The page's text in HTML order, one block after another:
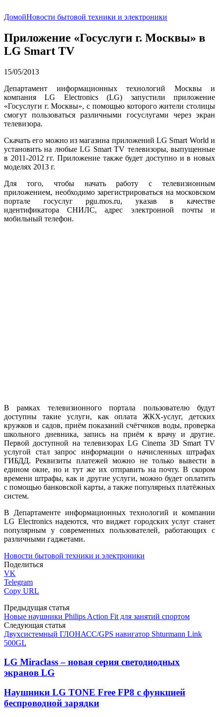
ДомойНовости бытовой техники и электроники
Приложение «Госуслуги г. Москвы» в
LG Smart TV
15/05/2013
Департамент информационных технологий Москвы и
компания LG Electronics (LG) запустили приложение
«Госуслуги г. Москвы», с помощью которого жители столицы
смогут пользоваться различными госуслугами через экран
телевизора.
Скачать его можно из магазина приложений LG Smart World и
установить на любые LG Smart TV телевизоры, выпущенные
в 2011-2012 гг. Приложение также будет доступно и в новых
моделях 2013 г.
Для того, чтобы начать работу с телевизионным
приложением, необходимо зарегистрироваться на московском
портале госуслуг pgu.mos.ru, указав в качестве
идентификатора СНИЛС, адрес электронной почты и
мобильный телефон.
В рамках телевизионного портала пользователю будут
доступны такие услуги, как оплата ЖКХ-услуг, детских
кружков и садов, приём показаний счётчиков воды, проверка
школьного дневника, запись на приём к врачу и другие.
Первой доступной на телевизорах LG Cinema 3D Smart TV
услугой стал запрос информации о начисленных штрафах
ГИБДД. Реквизиты платежей можно не только вывести в
едином окне, но и тут же их отправить на почту. В скором
времени штрафы, как и другие услуги, можно будет оплатить
с помощью банковской карты, а также популярных платёжных
систем.
В Департаменте информационных технологий и компании
LG Electronics надеются, что виджет городских услуг станет
популярным у современных пользователей, работающих с
различными гаджетами.
Новости бытовой техники и электроники
Поделиться
VK
Telegram
Copy URL
Предыдущая статья
Новые наушники Philips Action Fit для занятий спортом
Следующая статья
Двухсистемный ГЛОНАСС/GPS навигатор Shturmann Link
500GL
LG Miraclass – новая серия светодиодных
экранов LG
Наушники LG TONE Free FP8 с функцией
беспроводной зарядки